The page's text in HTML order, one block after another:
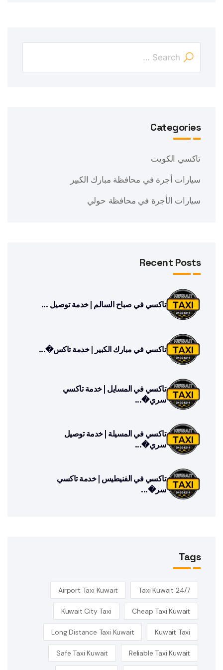
Categories
تاكسي الكويت
سيارات أجرة في محافظة مبارك الكبير
سيارات الأجرة في محافظة حولي
Recent Posts
تاكسي في صباح السالم | خدمة توصيل ...
تاكسي في مبارك الكبير | خدمة تاكس�...
تاكسي في المسايل | خدمة تاكسي
سري�...
تاكسي في المسيلة | خدمة توصيل
سري�...
تاكسي في الفنيطيس | خدمة تاكسي
سر�...
Tags
24/7 Taxi Kuwait
Airport Taxi Kuwait
Cheap Taxi Kuwait
Kuwait City Taxi
Kuwait Taxi
Long Distance Taxi Kuwait
Reliable Taxi Kuwait
Safe Taxi Kuwait